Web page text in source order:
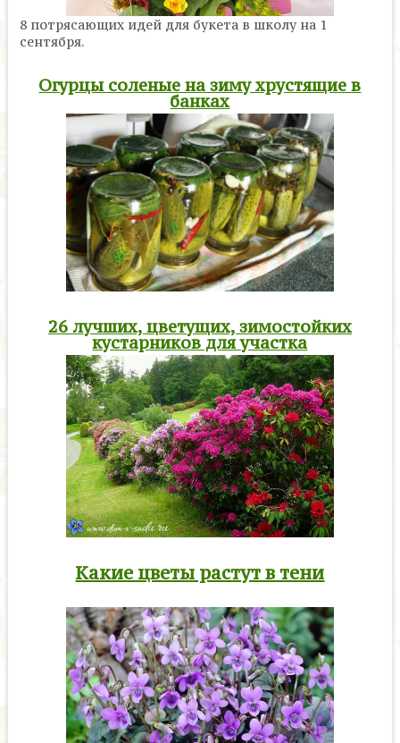
8 потрясающих идей для букета в школу на 1
сентября.
Огурцы соленые на зиму хрустящие в
банках
26 лучших, цветущих, зимостойких
кустарников для участка
Какие цветы растут в тени